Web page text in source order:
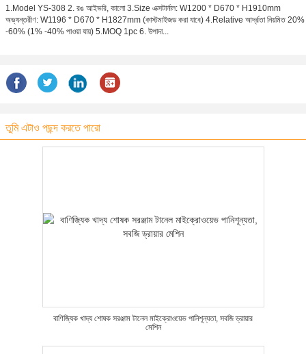
1.Model YS-308 2. রঙ আইভরি, কালো 3.Size এক্সটার্নাল: W1200 * D670 * H1910mm
অভ্যন্তরীণ: W1196 * D670 * H1827mm (কাস্টমাইজড করা যাবে) 4.Relative আর্দ্রতা নিয়মিত 20%
-60% (1% -40% পাওয়া যায়) 5.MOQ 1pc 6. উপাদা...
তুমি এটাও পছন্দ করতে পারো
বাণিজ্যিক খাদ্য শোষক সরঞ্জাম টানেল মাইক্রোওয়েভ পানিশূন্যতা, সবজি ড্রায়ার
মেশিন